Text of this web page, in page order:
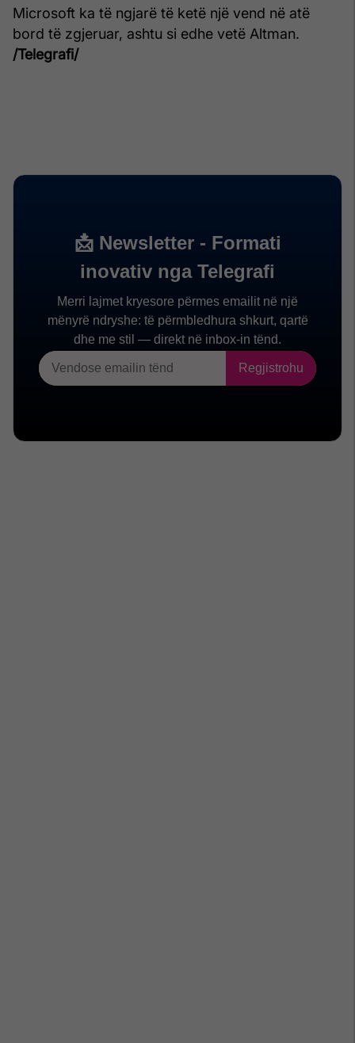
Microsoft ka të ngjarë të ketë një vend në atë
bord të zgjeruar, ashtu si edhe vetë Altman.
/Telegrafi/